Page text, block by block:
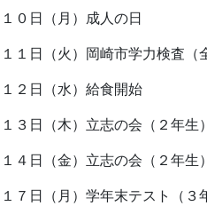
１０日（月）成人の日
１１日（火）岡崎市学力検査（
１２日（水）
１３日（木）立志の会（２年生
１４日（金）立志の会（２年生
１７日（月）学年末テスト（